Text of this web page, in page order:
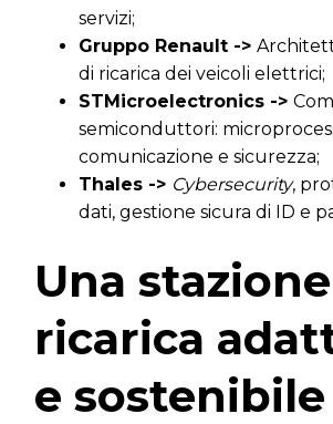
servizi;
Gruppo Renault ->
di ricarica dei veicoli elettrici;
STMicroelectronics ->
semiconduttori:
comunicazione e sicurezza;
Thales -> Cybersecurity,
dati, gestione sicura di ID e
Una
ricarica
e sostenibile